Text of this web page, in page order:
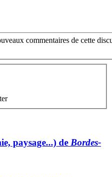
commentaires de cette
paysage...) de Bordes-